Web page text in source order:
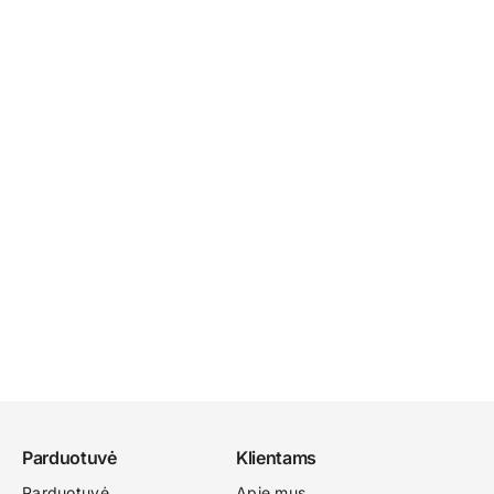
Parduotuvė Klientams